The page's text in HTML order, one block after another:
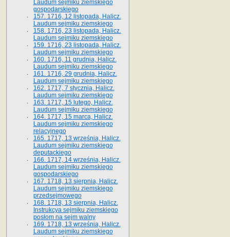
Laudum sejmiku ziemskiego
gospodarskiego
157. 1716, 12 listopada, Halicz.
Laudum sejmiku ziemskiego
158. 1716, 23 listopada, Halicz.
Laudum sejmiku ziemskiego
159. 1716, 23 listopada, Halicz.
Laudum sejmiku ziemskiego
160. 1716, 11 grudnia, Halicz.
Laudum sejmiku ziemskiego
161. 1716, 29 grudnia, Halicz.
Laudum sejmiku ziemskiego
162. 1717, 7 stycznia, Halicz.
Laudum sejmiku ziemskiego
163. 1717, 15 lutego, Halicz.
Laudum sejmiku ziemskiego
164. 1717, 15 marca, Halicz.
Laudum sejmiku ziemskiego
relacyjnego
165. 1717, 13 września, Halicz.
Laudum sejmiku ziemskiego
deputackiego
166. 1717, 14 września, Halicz.
Laudum sejmiku ziemskiego
gospodarskiego
167. 1718, 13 sierpnia, Halicz.
Laudum sejmiku ziemskiego
przedsejmowego
168. 1718, 13 sierpnia, Halicz.
Instrukcya sejmiku ziemskiego
posłom na sejm walny
169. 1718, 13 września, Halicz.
Laudum sejmiku ziemskiego